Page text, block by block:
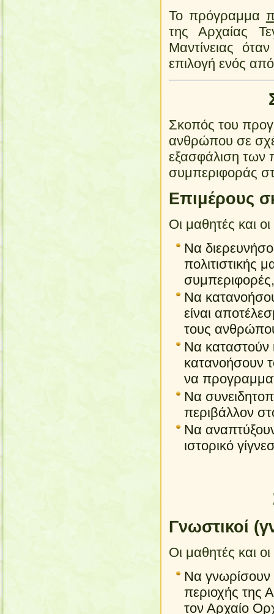
Το πρόγραμμα
της Αρχαίας
Μαντίνειας
επιλογή ενός
Σκοπός του
ανθρώπου σε
εξασφάλιση των
συμπεριφοράς
Επιμέρους
Οι μαθητές και
Να
πολιτιστικής
συμπεριφορές,
Να
είναι
τους
Να καταστούν
κατανοήσουν
να
Να
περιβάλλον
Να
ιστορικό
Γνωστικοί
Οι μαθητές και
Να γνωρίσουν
περιοχής της
τον Αρχαίο